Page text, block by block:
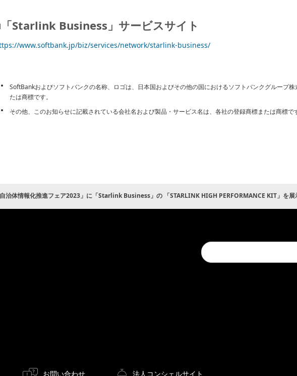
Starlink Business」サービスサイト
www.softbank.jp/biz/services/network/starlink-business/
SoftBankおよびソフトバンクの名称、ロゴは、日本国およびその他の国におけるソフトバンクグループ株
たは商標です。
その他、このお知らせに記載されている会社名および製品・サービス名は、各社の登録商標または商標で
治体情報化推進フェア2023」に「Starlink Business」の 「STARLINK HIGH PERFORMANCE KIT」を展
Conduct
a
search
お問い合わせ 法人コンシェルサイト